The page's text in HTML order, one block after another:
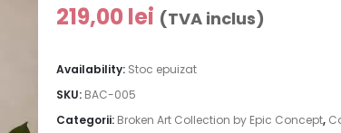
219,00 lei (TVA inclus)
Availability: Stoc epuizat
SKU: BAC-005
Categorii: Broken Art Collection by Epic Concept,